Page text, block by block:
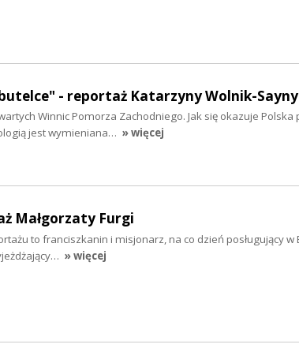
- reportaż Katarzyny Wolnik-Sayny
Winnic Pomorza Zachodniego. Jak się okazuje Polska
jest wymieniana… » więcej
Małgorzaty Furgi
to franciszkanin i misjonarz, na co dzień posługujący w
» więcej